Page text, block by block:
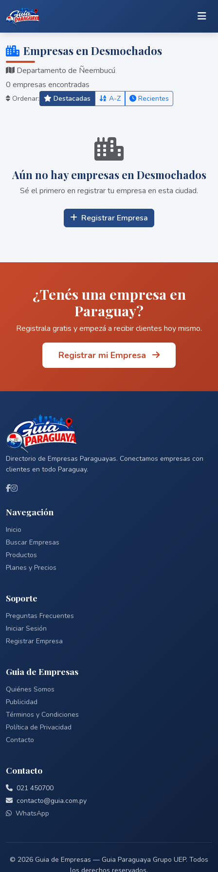
Empresas en Desmochados
Departamento de Ñeembucú
0 empresas encontradas
Ordenar: Destacadas A-Z Recientes
Aún no hay empresas en Desmochados
Sé el primero en registrar tu empresa en esta ciudad.
Registrar Empresa
¿Tenés una empresa en
Paraguay?
Registrala gratis y empezá a recibir clientes hoy mismo.
Registrar mi Empresa
Directorio de Empresas Paraguayas. Conectamos empresas con
clientes en todo Paraguay.
Navegación
Inicio
Buscar Empresas
Productos
Planes y Precios
Soporte
Preguntas Frecuentes
Iniciar Sesión
Registrar Empresa
Guia de Empresas
Quiénes Somos
Publicidad
Términos y Condiciones
Política de Privacidad
Contacto
Contacto
021 450700
contacto@guia.com.py
WhatsApp
© 2026 Guia de Empresas — Guia Paraguaya Grupo UEP. Todos